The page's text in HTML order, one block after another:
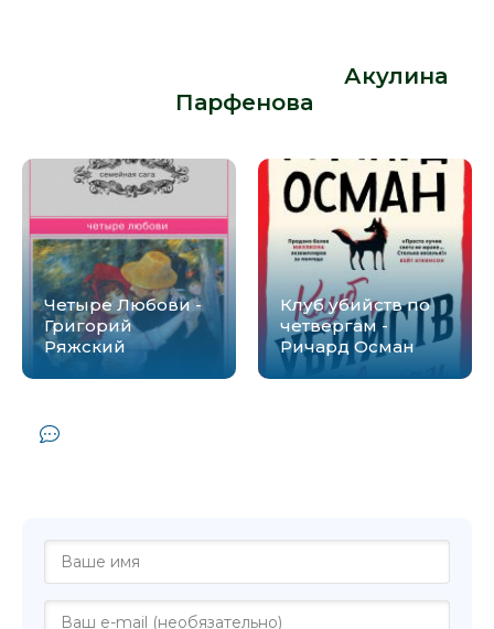
Акулина
Парфенова
Четыре Любови -
Григорий
Ряжский
Клуб убийств по
четвергам -
Ричард Осман